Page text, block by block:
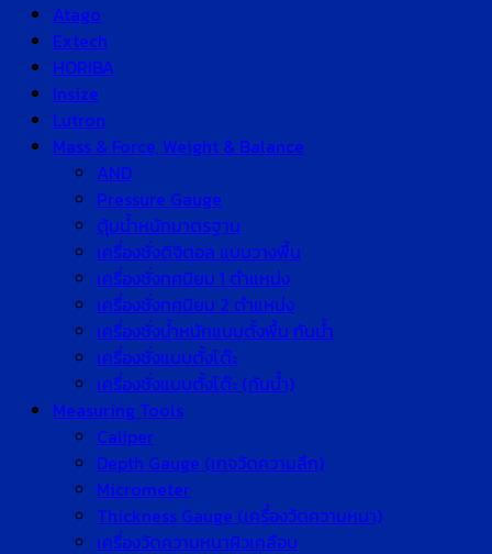
Atago
Extech
HORIBA
Insize
Lutron
Mass & Force, Weight & Balance
AND
Pressure Gauge
ตุ้มน้ำหนักมาตรฐาน
เครื่องชั่งดิจิตอล แบบวางพื้น
เครื่องชั่งทศนิยม 1 ตำแหน่ง
เครื่องชั่งทศนิยม 2 ตำแหน่ง
เครื่องชั่งน้ำหนักแบบตั้งพื้น กันน้ำ
เครื่องชั่งแบบตั้งโต๊ะ
เครื่องชั่งแบบตั้งโต๊ะ (กันน้ำ)
Measuring Tools
Caliper
Depth Gauge (เกจวัดความลึก)
Micrometer
Thickness Gauge (เครื่องวัดความหนา)
เครื่องวัดความหนาผิวเคลือบ